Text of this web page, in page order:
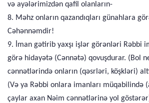
və ayələrimizdən qafil olanların-
8. Məhz onların qazandıqları günahlara
Cəhənnəmdir!
9. İman gətirib yaxşı işlər görənləri Rəbbi
görə hidayətə (Cənnətə) qovuşdurar. (Bol
cənnətlərində onların (qəsrləri, köşkləri)
(Və ya Rəbbi onlara imanları müqabilində
çaylar axan Nəim cənnətlərinə yol